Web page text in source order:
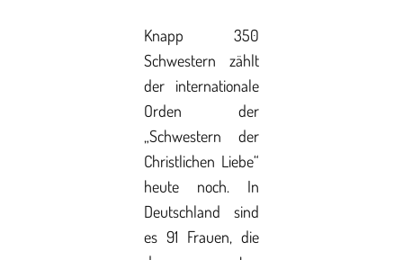
Knapp 350
Schwestern zählt
der internationale
Orden der
„Schwestern der
Christlichen Liebe“
heute noch. In
Deutschland sind
es 91 Frauen, die